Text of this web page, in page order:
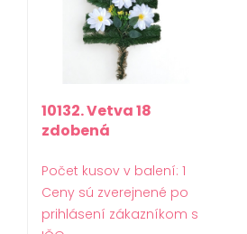
10132. Vetva 18
zdobená
Počet kusov v balení: 1
Ceny sú zverejnené po
prihlásení zákazníkom s